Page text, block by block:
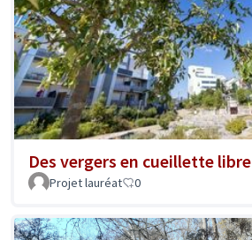
Des vergers en cueillette libre
Projet lauréat 0